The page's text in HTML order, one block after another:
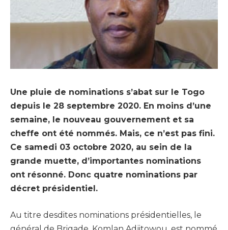
Une pluie de nominations s’abat sur le Togo
depuis le 28 septembre 2020. En moins d’une
semaine, le nouveau gouvernement et sa
cheffe ont été nommés. Mais, ce n’est pas fini.
Ce samedi 03 octobre 2020, au sein de la
grande muette, d’importantes nominations
ont résonné. Donc quatre nominations par
décret présidentiel.
Au titre desdites nominations présidentielles, le